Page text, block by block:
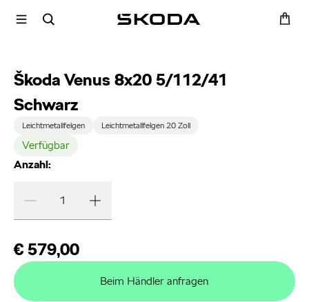
Škoda Venus 8x20 5/112/41
Schwarz
Leichtmetallfelgen Leichtmetallfelgen 20 Zoll
Verfügbar
Anzahl:
€ 579,00
Beim Händler anfragen